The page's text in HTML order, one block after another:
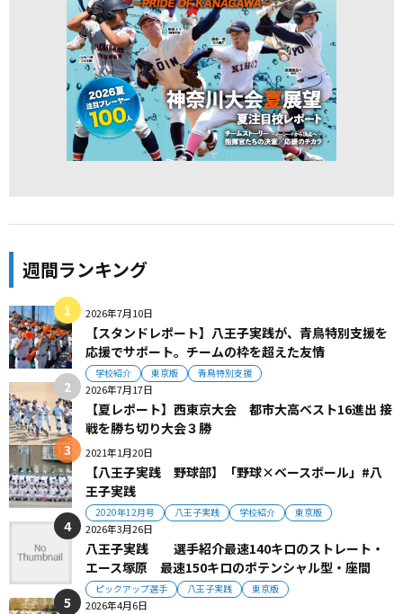
週間ランキング
2026年7月10日
【スタンドレポート】八王子実践が、青鳥特別支援を
応援でサポート。チームの枠を超えた友情
学校紹介 東京版 青鳥特別支援
2026年7月17日
【夏レポート】西東京大会 都市大高ベスト16進出 接
戦を勝ち切り大会３勝
2021年1月20日
【八王子実践 野球部】「野球×ベースボール」#八
王子実践
2020年12月号 八王子実践 学校紹介 東京版
2026年3月26日
八王子実践 選手紹介最速140キロのストレート・
エース塚原 最速150キロのポテンシャル型・座間
ピックアップ選手 八王子実践 東京版
2026年4月6日